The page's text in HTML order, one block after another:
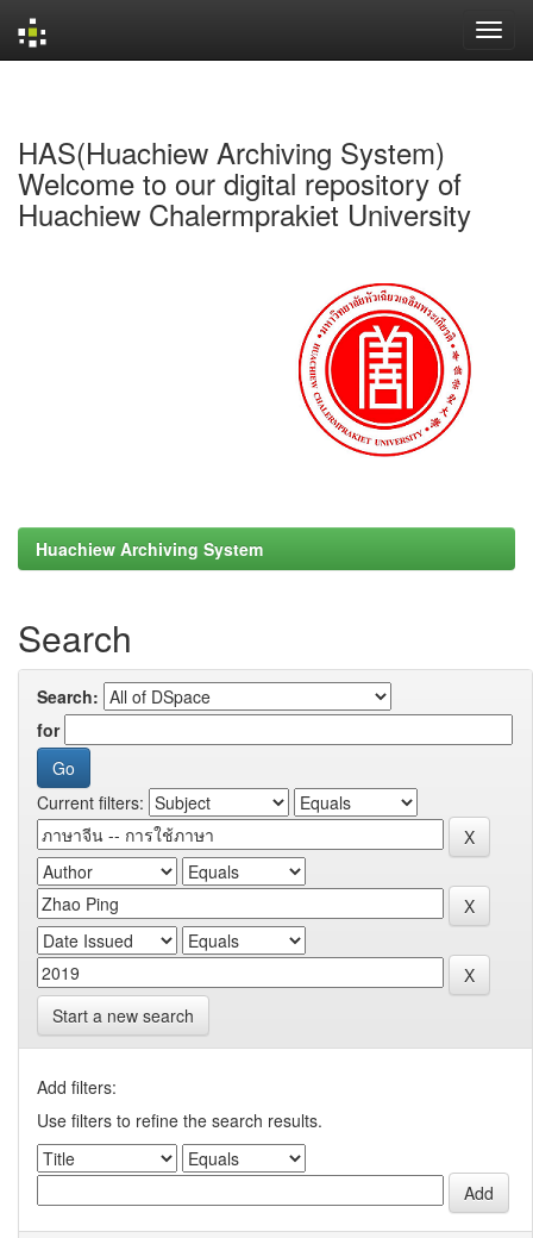
HAS(Huachiew Archiving System)
Welcome to our digital repository of
Huachiew Chalermprakiet University
Huachiew Archiving System
Search
Search:
for
Current filters:
Start a new search
Add filters:
Use filters to refine the search results.